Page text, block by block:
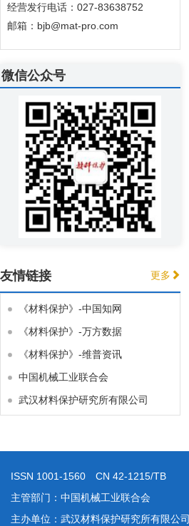
经营发行电话：027-83638752
邮箱：bjb@mat-pro.com
微信公众号
友情链接 更多
《材料保护》-中国知网
《材料保护》-万方数据
《材料保护》-维普资讯
中国机械工业联合会
武汉材料保护研究所有限公司
ISSN 1001-1560 CN 42-1215/TB
主管部门：中国机械工业联合会
主办单位：武汉材料保护研究所有限公司